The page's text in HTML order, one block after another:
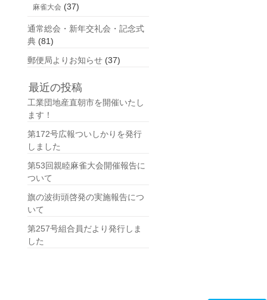
麻雀大会 (37)
通常総会・新年交礼会・記念式
典 (81)
郵便局よりお知らせ (37)
最近の投稿
工業団地産直朝市を開催いたし
ます！
第172号広報ついしかりを発行
しました
第53回親睦麻雀大会開催報告に
ついて
旗の波街頭啓発の実施報告につ
いて
第257号組合員だより発行しま
した